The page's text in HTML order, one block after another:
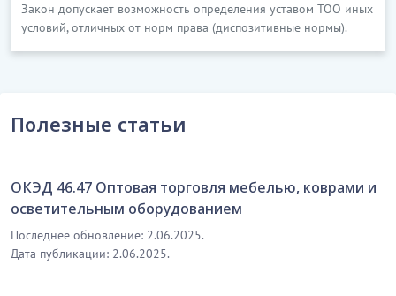
Закон допускает возможность определения уставом ТОО иных
условий, отличных от норм права (диспозитивные нормы).
Полезные статьи
ОКЭД 46.47 Оптовая торговля мебелью, коврами и
осветительным оборудованием
Последнее обновление: 2.06.2025.
Дата публикации: 2.06.2025.